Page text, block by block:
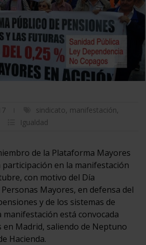
sindicato, manifestación,
Igualdad
de la Plataforma Mayores
participación en la manifestación
con motivo del Día
Mayores, en defensa del
y de los sistemas de
manifestación está convocada
en Madrid, saliendo de Neptuno
Hacienda.